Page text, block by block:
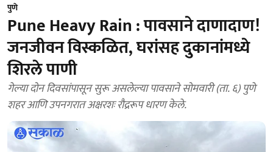
पुणे
Pune Heavy Rain : पावसाने दाणादाण!
जनजीवन विस्कळित, घरांसह दुकानांमध्ये
शिरले पाणी
गेल्या दोन दिवसांपासून सुरू असलेल्या पावसाने सोमवारी (ता. ६) पुणे
शहर आणि उपनगरात अक्षरशः रौद्ररूप धारण केले.